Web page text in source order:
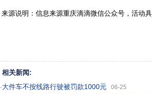
来源说明：信息来源重庆滴滴微信公众号，活动
相关新闻:
·大件车不按线路行驶被罚款1000元
06-25